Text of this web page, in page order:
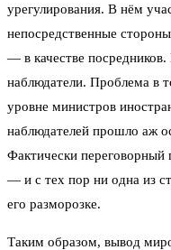
урегулирования. В нём
непосредственные
— в качестве
наблюдатели. Проблема в
уровне министров
наблюдателей прошло аж
Фактически
— и с тех пор ни одна из
его разморозке.
Таким образом, вывод